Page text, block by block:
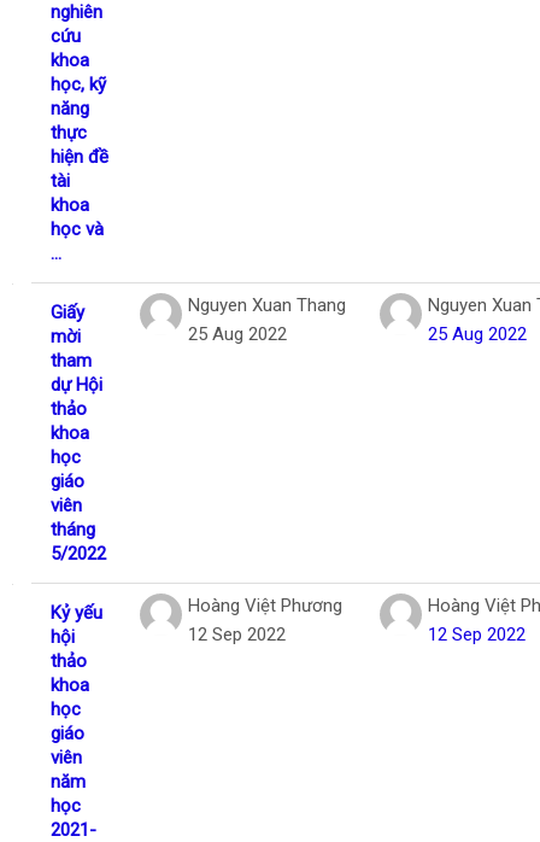
nghiên
cứu
khoa
học, kỹ
năng
thực
hiện đề
tài
khoa
học và
...
Giấy
mời
tham
dự Hội
thảo
khoa
học
giáo
viên
tháng
5/2022
Nguyen Xuan Thang
25 Aug 2022
Nguyen Xuan
25 Aug 2022
Kỷ yếu
hội
thảo
khoa
học
giáo
viên
năm
học
2021-
Hoàng Việt Phương
12 Sep 2022
Hoàng Việt
12 Sep 2022